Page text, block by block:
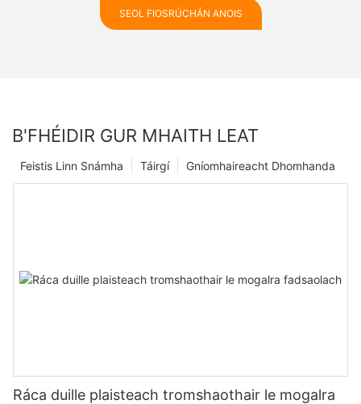
SEOL FIOSRÚCHÁN ANOIS
B'FHÉIDIR GUR MHAITH LEAT
Gníomhaireacht Dhomhanda
Táirgí
Feistis Linn Snámha
Ráca duille plaisteach tromshaothair le mogalra